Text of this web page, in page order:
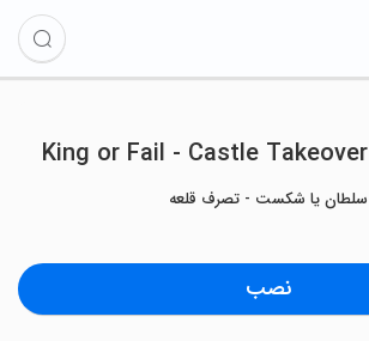
King or Fail - Castle Takeover
سلطان یا شکست - تصرف قلعه
نصب